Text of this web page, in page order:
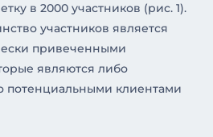
в 2000 участников (рис. 1).
участников является
привеченными
являются либо
клиентами